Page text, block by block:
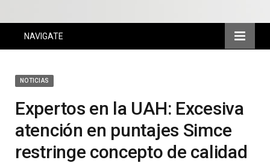
NAVIGATE
NOTICIAS
Expertos en la UAH: Excesiva
atención en puntajes Simce
restringe concepto de calidad